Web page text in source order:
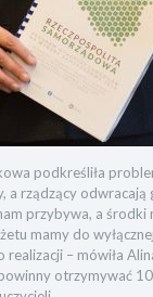
podkreśliła
a rządzący odwracają
przybywa, a środki
mamy do
realizacji – mówiła
otrzymywać